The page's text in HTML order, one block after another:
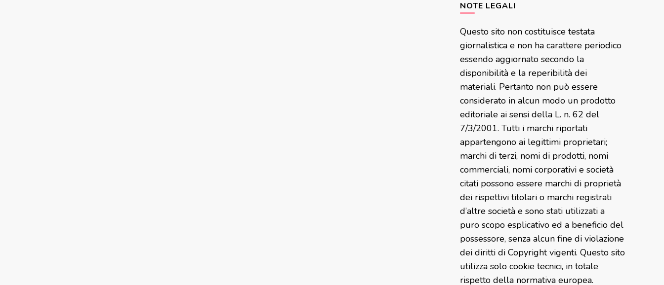
NOTE LEGALI
Questo sito non costituisce testata
giornalistica e non ha carattere periodico
essendo aggiornato secondo la
disponibilità e la reperibilità dei
materiali. Pertanto non può essere
considerato in alcun modo un prodotto
editoriale ai sensi della L. n. 62 del
7/3/2001. Tutti i marchi riportati
appartengono ai legittimi proprietari;
marchi di terzi, nomi di prodotti, nomi
commerciali, nomi corporativi e società
citati possono essere marchi di proprietà
dei rispettivi titolari o marchi registrati
d’altre società e sono stati utilizzati a
puro scopo esplicativo ed a beneficio del
possessore, senza alcun fine di violazione
dei diritti di Copyright vigenti. Questo sito
utilizza solo cookie tecnici, in totale
rispetto della normativa europea.